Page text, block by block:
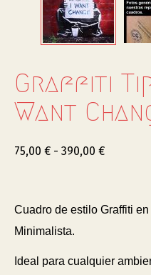
Graffiti
Want
75,00 € - 390,00 €
Cuadro de estilo Graffiti
Minimalista.
Ideal para cualquier